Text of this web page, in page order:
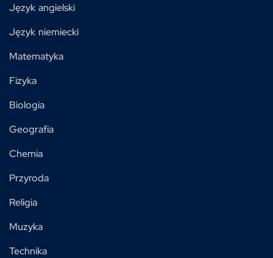
Język angielski
Język niemiecki
Matematyka
Fizyka
Biologia
Geografia
Chemia
Przyroda
Religia
Muzyka
Technika